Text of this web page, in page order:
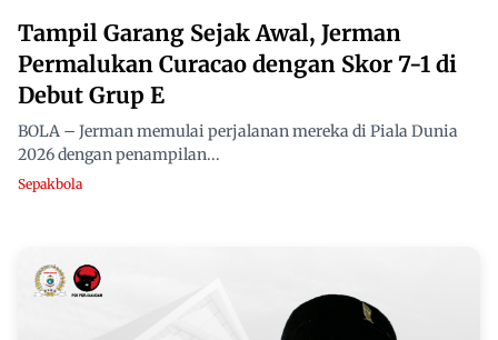
Tampil Garang Sejak Awal, Jerman
Permalukan Curacao dengan Skor 7-1 di
Debut Grup E
BOLA – Jerman memulai perjalanan mereka di Piala Dunia
2026 dengan penampilan...
Sepakbola